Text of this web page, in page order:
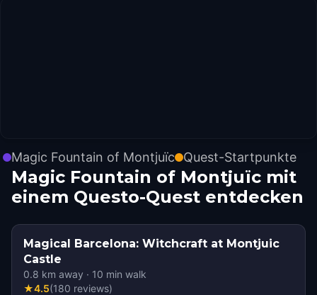
Magic Fountain of Montjuïc Quest-Startpunkte
Magic Fountain of Montjuïc mit
einem Questo-Quest entdecken
Magical Barcelona: Witchcraft at Montjuic
Castle
0.8 km away · 10 min walk
★4.5(180 reviews)